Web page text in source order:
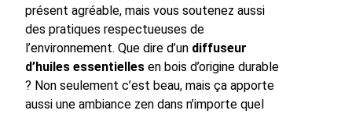
présent agréable, mais vous soutenez aussi
des pratiques respectueuses de
l’environnement. Que dire d’un diffuseur
d’huiles essentielles en bois d’origine durable
? Non seulement c’est beau, mais ça apporte
aussi une ambiance zen dans n’importe quel